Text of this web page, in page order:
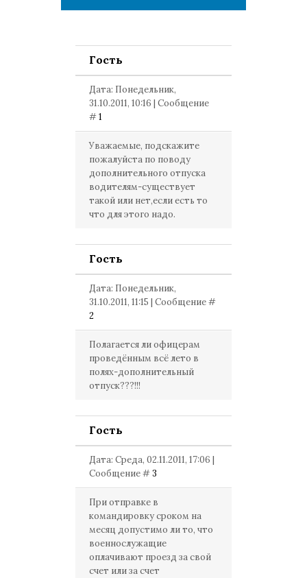
Гость
Дата: Понедельник,
31.10.2011, 10:16 | Сообщение
#1
Уважаемые, подскажите
пожалуйста по поводу
дополнительного отпуска
водителям-существует
такой или нет,если есть то
что для этого надо.
Гость
Дата: Понедельник,
31.10.2011, 11:15 | Сообщение #
2
Полагается ли офицерам
проведённым всё лето в
полях-дополнительный
отпуск???!!!
Гость
Дата: Среда, 02.11.2011, 17:06 |
Сообщение #3
При отправке в
командировку сроком на
месяц допустимо ли то, что
военнослужащие
оплачивают проезд за свой
счет или за счет